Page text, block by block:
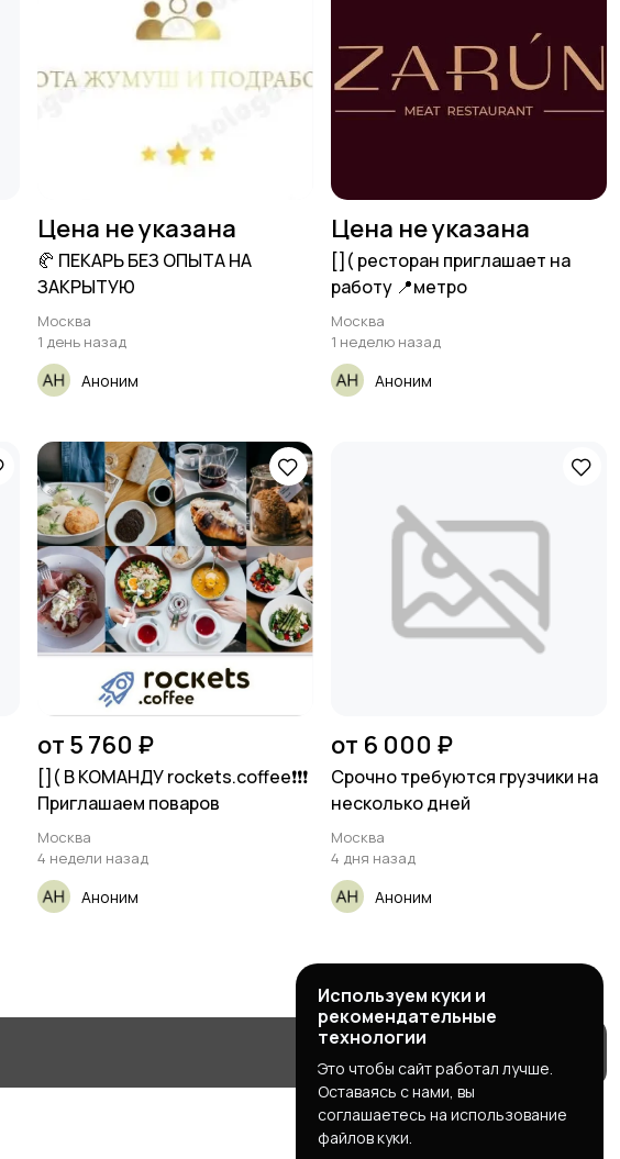
Цена не указана
🥐 ПЕКАРЬ БЕЗ ОПЫТА НА
ЗАКРЫТУЮ
Москва
1 день назад
Аноним
Цена не указана
[​]( ресторан приглашает на
работу 📍метро
Москва
1 неделю назад
Аноним
от 5 760 ₽
[​]( В КОМАНДУ rockets.coffee❗️❗️❗️
Приглашаем поваров
Москва
4 недели назад
Аноним
от 6 000 ₽
Срочно требуются грузчики на
несколько дней
Москва
4 дня назад
Аноним
Используем куки и
рекомендательные
технологии
Это чтобы сайт работал лучше.
Оставаясь с нами, вы
соглашаетесь на использование
файлов куки.